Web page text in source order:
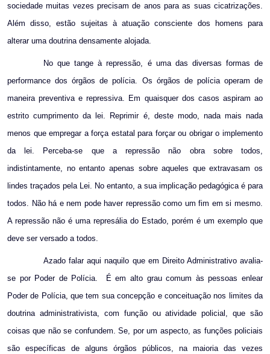
sociedade muitas vezes precisam de anos para as suas cicatrizações.
Além disso, estão sujeitas à atuação consciente dos homens para
alterar uma doutrina densamente alojada.
No que tange à repressão, é uma das diversas formas de
performance dos órgãos de polícia. Os órgãos de polícia operam de
maneira preventiva e repressiva. Em quaisquer dos casos aspiram ao
estrito cumprimento da lei. Reprimir é, deste modo, nada mais nada
menos que empregar a força estatal para forçar ou obrigar o implemento
da lei. Perceba-se que a repressão não obra sobre todos,
indistintamente, no entanto apenas sobre aqueles que extravasam os
lindes traçados pela Lei. No entanto, a sua implicação pedagógica é para
todos. Não há e nem pode haver repressão como um fim em si mesmo.
A repressão não é uma represália do Estado, porém é um exemplo que
deve ser versado a todos.
Azado falar aqui naquilo que em Direito Administrativo avalia-
se por Poder de Polícia.
É em alto grau comum às pessoas enlear
Poder de Polícia, que tem sua concepção e conceituação nos limites da
doutrina administrativista, com função ou atividade policial, que são
coisas que não se confundem. Se, por um aspecto, as funções policiais
são específicas de alguns órgãos públicos, na maioria das vezes